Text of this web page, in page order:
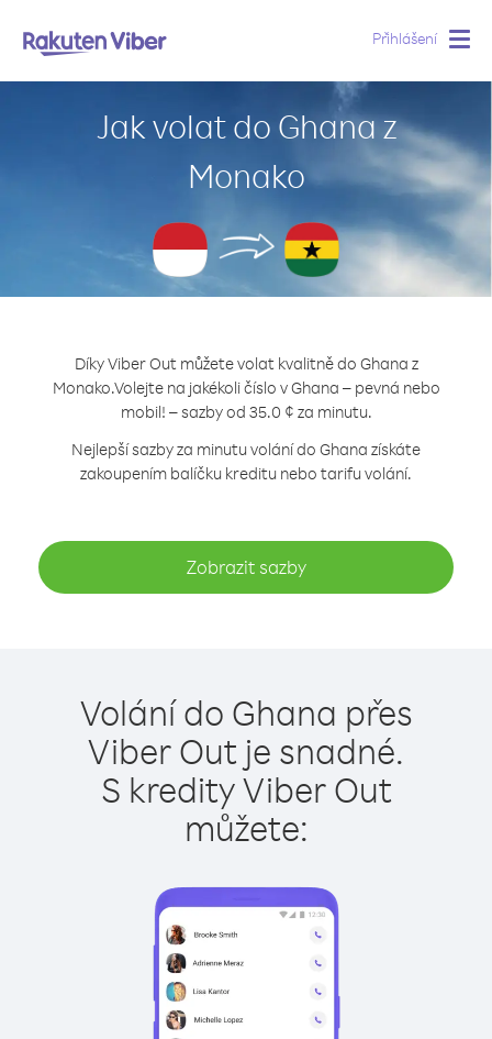
Přihlášení
Jak volat do Ghana z
Monako
Díky Viber Out můžete volat kvalitně do Ghana z
Monako.Volejte na jakékoli číslo v Ghana – pevná nebo
mobil! – sazby od 35.0 ¢ za minutu.
Nejlepší sazby za minutu volání do Ghana získáte
zakoupením balíčku kreditu nebo tarifu volání.
Zobrazit sazby
Volání do Ghana přes
Viber Out je snadné.
S kredity Viber Out
můžete: